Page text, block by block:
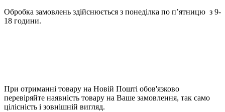
Обробка замовлень здійснюється з понеділка по п’ятницю з 9-
18 години.
При отриманні товару на Новій Пошті обов'язково
перевіряйте наявність товару на Ваше замовлення, так само
цілісність і зовнішній вигляд.